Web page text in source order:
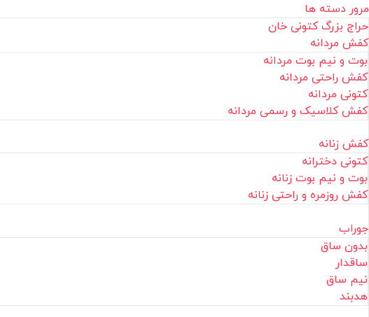
مرور دسته ها
حراج بزرگ کتونی خان
کفش مردانه
بوت و نیم بوت مردانه
کفش راحتی مردانه
کتونی مردانه
کفش کلاسیک و رسمی مردانه
کفش زنانه
کتونی دخترانه
بوت و نیم بوت زنانه
کفش روزمره و راحتی زنانه
جوراب
بدون ساق
ساقدار
نیم ساق
هدبند